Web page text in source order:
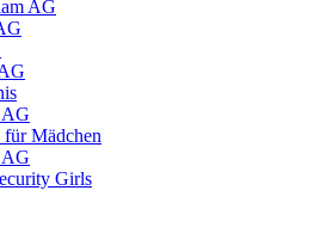
AG
AG
Mädchen
AG
Girls